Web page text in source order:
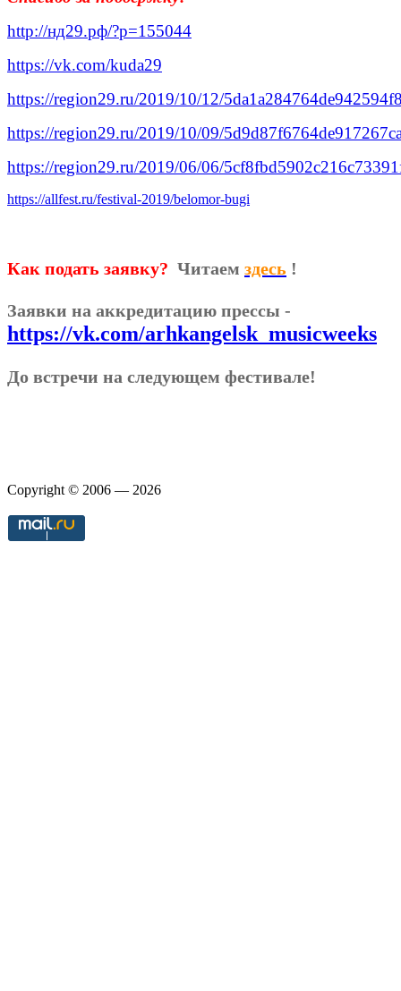
http://нд29.рф/?p=155044
https://vk.com/kuda29
https://region29.ru/2019/10/12/
https://region29.ru/2019/10/09/
https://region29.ru/2019/06/06/
https://allfest.ru/festival-2019/belomor-bugi
Как подать заявку? Читаем здесь !
Заявки на аккредитацию прессы -
https://vk.com/arhkangelsk_musicweeks
До встречи на следующем фестивале!
Copyright © 2006 — 2026